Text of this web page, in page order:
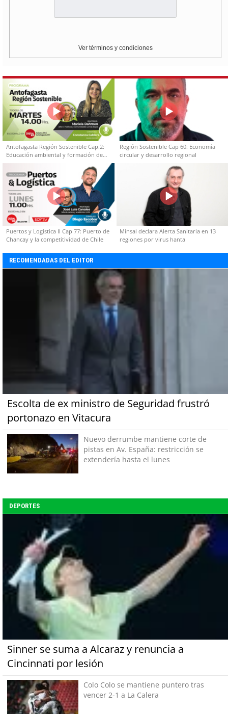
Ver términos y condiciones
Antofagasta Región Sostenible Cap.2:
Educación ambiental y formación de
capacidades técnicas
Región Sostenible Cap 60: Economía
circular y desarrollo regional
Puertos y Logística II Cap 77: Puerto de
Chancay y la competitividad de Chile
Minsal declara Alerta Sanitaria en 13
regiones por virus hanta
RECOMENDADAS DEL EDITOR
Escolta de ex ministro de Seguridad frustró
portonazo en Vitacura
Nuevo derrumbe mantiene corte de
pistas en Av. España: restricción se
extendería hasta el lunes
DEPORTES
Sinner se suma a Alcaraz y renuncia a
Cincinnati por lesión
Colo Colo se mantiene puntero tras
vencer 2-1 a La Calera